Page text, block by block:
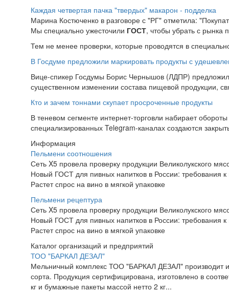
Каждая четвертая пачка "твердых" макарон - подделка
Марина Костюченко в разговоре с "РГ" отметила:
Мы специально ужесточили ГОСТ, чтобы убрать с рынка
Тем не менее проверки, которые проводятся в
В Госдуме предложили маркировать продукты с
Вице-спикер Госдумы Борис Чернышов (ЛДПР)
существенном изменении состава пищевой продукции,
Кто и зачем тоннами скупает просроченные продукты
В теневом сегменте интернет-торговли набирает
специализированных Telegram-каналах создаются
Информация
Пельмени соотношения
Сеть X5 провела проверку продукции Великолукского
Новый ГОСТ для пивных напитков в России: требования к
Растет спрос на вино в мягкой упаковке
Пельмени рецептура
Сеть X5 провела проверку продукции Великолукского
Новый ГОСТ для пивных напитков в России: требования к
Растет спрос на вино в мягкой упаковке
Каталог организаций и предприятий
ТОО "БАРКАЛ ДЕЗАЛ"
Мельничный комплекс ТОО "БАРКАЛ ДЕЗАЛ" производит
сорта. Продукция сертифицирована, изготовлено в
кг и бумажные пакеты массой нетто 2 кг...